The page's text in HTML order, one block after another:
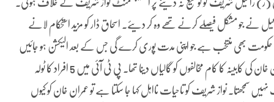
حقیقت ہے۔ جنرل (ر) راحیل شریف کو توسیع نہ دینے پر اسٹیبلشمنٹ نواز شریف کے خلاف ہوئی۔
نے جو مشکل فیصلے کرنے تھے وہ کر دیئے۔ اسحاق ڈار کو مزید استحکام لانے
حکومت بھی منتخب ہے جو اپنی مدت پوری کرے گی جس کے بعد الیکشن ہو جائیں
گے۔ عمران خان کی کابینہ بھی موجودہ حکومت کے برابر ہی تھی۔ عمران خان کی کابینہ کا کام مخالفوں کو گالیاں دینا تھا۔ پی ٹی آئی میں 5 افراد کا ٹولہ
سمجھتا۔ نواز شریف کو تاحیات نااہل کہا جا سکتا ہے تو عمران خان کو کیوں